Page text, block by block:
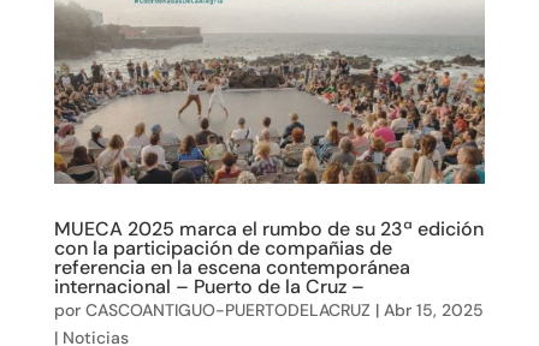
MUECA 2025 marca el rumbo de su 23ª edición
con la participación de compañias de
referencia en la escena contemporánea
internacional – Puerto de la Cruz –
por CASCOANTIGUO-PUERTODELACRUZ | Abr 15, 2025
| Noticias